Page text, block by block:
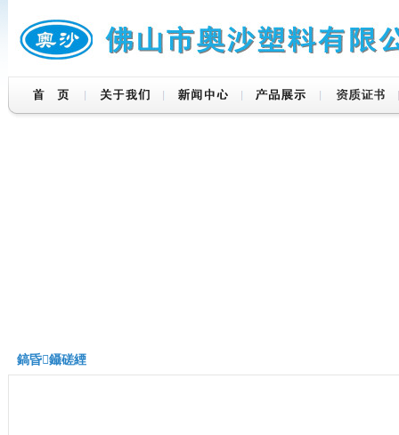
鎬昏鑷磋緸